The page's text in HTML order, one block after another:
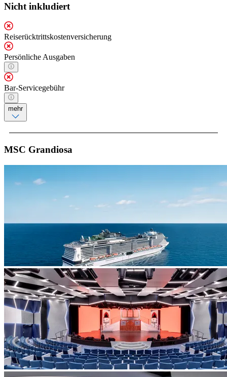
Nicht inkludiert
Reiserücktrittskostenversicherung
Persönliche Ausgaben
Bar-Servicegebühr
mehr
MSC Grandiosa